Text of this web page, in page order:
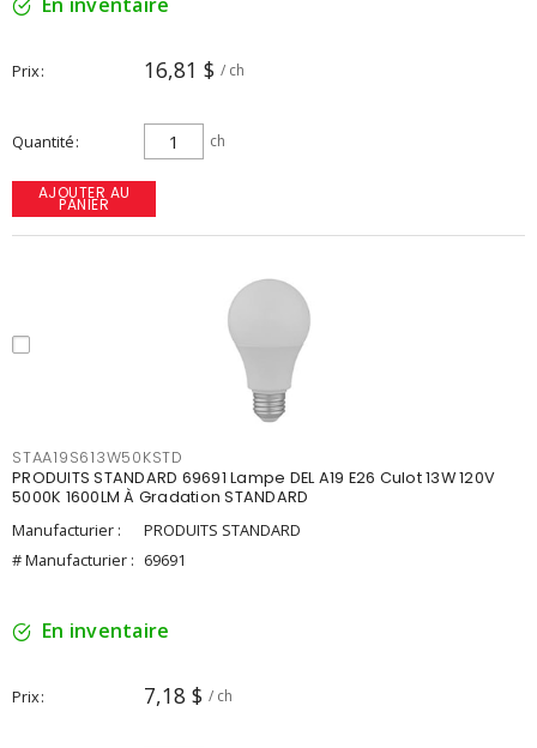
Prix 16,81 $ / ch
Quantité ch
AJOUTER AU
PANIER
STAA19S613W50KSTD
PRODUITS STANDARD 69691 Lampe DEL A19 E26 Culot 13W 120V
5000K 1600LM À Gradation STANDARD
Manufacturier :
PRODUITS STANDARD
# Manufacturier : 69691
En inventaire
Prix 7,18 $ / ch